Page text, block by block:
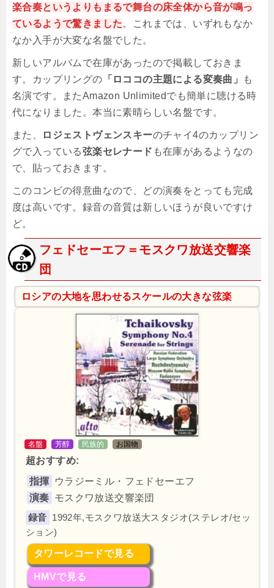
楽合奏というよりもまるで舞台の床全体から音が鳴っ
ているようで驚きました。これまでは、いずれもなか
なか入手が大変な名盤でした。
新しいアルバムで在庫があったので掲載しておきま
す。カップリングの 「ロココの主題による変奏曲」
も
名演です。またAmazon Unlimitedでも簡単に聴ける時
代になりました。本当に素晴らしい名盤です。
また、 ロジェストヴェンスキーのチャイ4のカップリン
グで入っている弦楽セレナード も在庫があるようなの
で、貼っておきます。
このコンビの得意曲なので、どの演奏をとっても完成
度は高いです。録音の音質は新しいほうが良いですけ
ど。
フェドセーエフ＝モスクワ放送交響楽
団
ロシアの大地を思わせるスケールの大きな弦楽
名盤 芳醇 民族的 お国物
超おすすめ:
指揮
ウラジーミル・フェドセーエフ
演奏 モスクワ放送交響楽団
1992年,モスクワ放送大スタジオ(ステレオ/セッ
ション)
タワーレコードで見る
HMVで見る